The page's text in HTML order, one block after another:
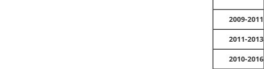
2009-2011
2011-2013
2010-2016